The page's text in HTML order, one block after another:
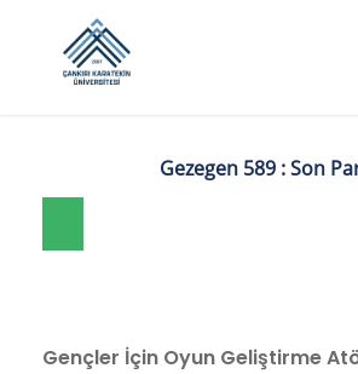
Gezegen 589 : Son
Gençler İçin Oyun Geliştirme